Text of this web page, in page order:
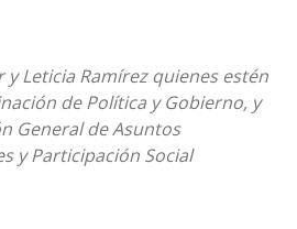
Leticia Ramírez quienes estén
de Política y Gobierno, y
General de Asuntos
y Participación Social